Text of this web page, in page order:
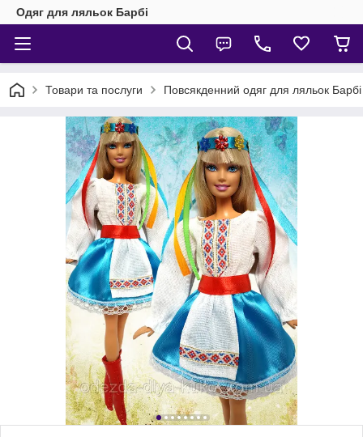
Одяг для ляльок Барбі
Товари та послуги Повсякденний одяг для ляльок Барбі